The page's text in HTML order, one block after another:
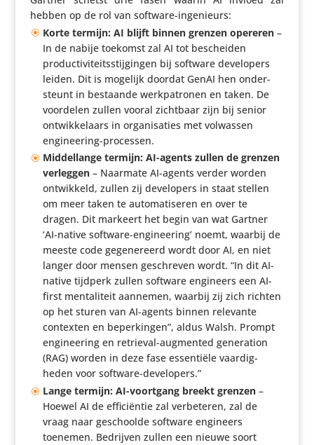
hebben op de rol van software-ingenieurs:
Korte termijn: AI blijft binnen grenzen opereren–
In de nabije toekomst zal AI tot bescheiden
produc­ti­vi­teits­stij­gingen bij software devel­o­pers
leiden. Dit is mogelijk doordat GenAI hen onder­
steunt in bestaande werk­pa­tronen en taken. De
voordelen zullen vooral zichtbaar zijn bij senior
ontwik­ke­laars in orga­ni­sa­ties met volwassen
engineering-processen.
Middel­lange termijn: AI-agents zullen de grenzen
verleggen– Naarmate AI-agents verder worden
ontwik­keld, zullen zij devel­o­pers in staat stellen
om meer taken te auto­ma­ti­seren en over te
dragen. Dit markeert het begin van wat Gartner
‘AI-native software-engi­nee­ring’ noemt, waarbij de
meeste code gege­ne­reerd wordt door AI, en niet
langer door mensen geschreven wordt. “In dit AI-
native tijdperk zullen software engineers een AI-
first menta­li­teit aannemen, waarbij zij zich richten
op het sturen van AI-agents binnen relevante
contexten en beper­kingen”, aldus Walsh. Prompt
engi­nee­ring en retrieval-augmented gene­ra­tion
(RAG) worden in deze fase essen­tiële vaar­dig­
heden voor software-developers.”
Lange termijn: AI-voortgang breekt grenzen–
Hoewel AI de effi­ci­ëntie zal verbe­teren, zal de
vraag naar geschoolde software engineers
toenemen. Bedrijven zullen een nieuwe soort